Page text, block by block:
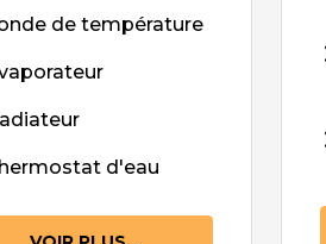
de température
d'eau